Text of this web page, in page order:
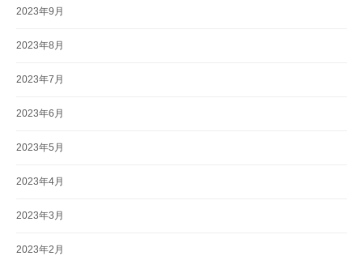
2023年9月
2023年8月
2023年7月
2023年6月
2023年5月
2023年4月
2023年3月
2023年2月